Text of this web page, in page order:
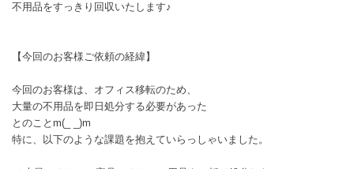
不用品をすっきり回収いたします♪
【今回のお客様ご依頼の経緯】
今回のお客様は、オフィス移転のため、
大量の不用品を即日処分する必要があった
とのことm(_ _)m
特に、以下のような課題を抱えていらっしゃいました。